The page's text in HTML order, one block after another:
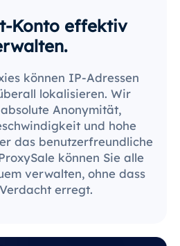
Konto effektiv
können IP-Adressen
lokalisieren. Wir
Anonymität,
und hohe
das benutzerfreundliche
können Sie alle
verwalten, ohne dass
erregt.